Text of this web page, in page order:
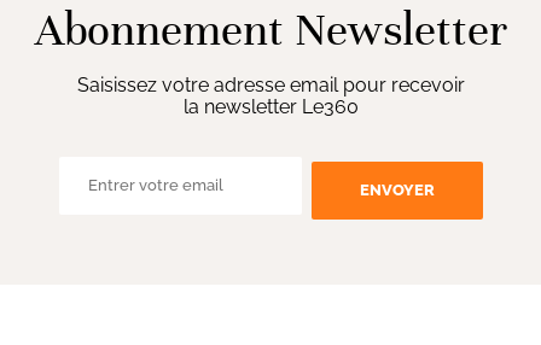
Abonnement Newsletter
Saisissez votre adresse email pour recevoir
la newsletter Le360
ENVOYER